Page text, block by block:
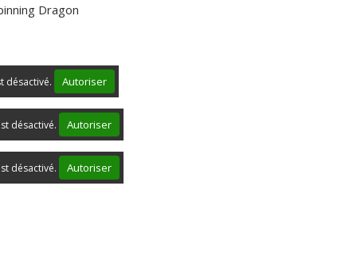
Dragon
désactivé. Autoriser
désactivé. Autoriser
désactivé. Autoriser